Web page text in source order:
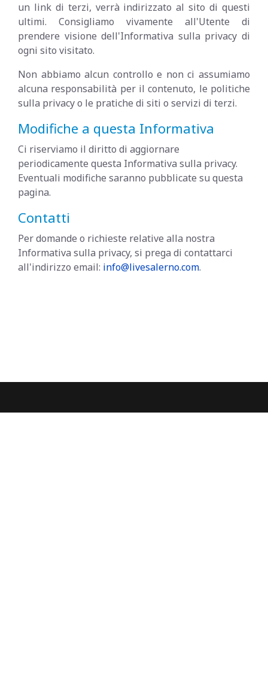
un link di terzi, verrà indirizzato al sito di questi
ultimi. Consigliamo vivamente all'Utente di
prendere visione dell'Informativa sulla privacy di
ogni sito visitato.
Non abbiamo alcun controllo e non ci assumiamo
alcuna responsabilità per il contenuto, le politiche
sulla privacy o le pratiche di siti o servizi di terzi.
Modifiche a questa Informativa
Ci riserviamo il diritto di aggiornare
periodicamente questa Informativa sulla privacy.
Eventuali modifiche saranno pubblicate su questa
pagina.
Contatti
Per domande o richieste relative alla nostra
Informativa sulla privacy, si prega di contattarci
all'indirizzo email: info@livesalerno.com.